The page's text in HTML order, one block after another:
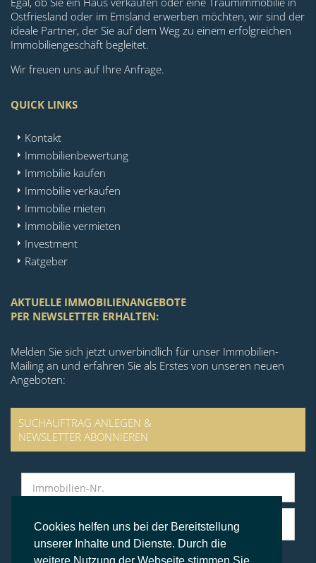
Cookies helfen uns bei der Bereitstellung
unserer Inhalte und Dienste. Durch die
Ostfriesland oder im Emsland erwerben möchten, wir sind der
ideale Partner, der Sie auf dem Weg zu einem erfolgreichen
Immobiliengeschäft begleitet.
Wir freuen uns auf Ihre Anfrage.
QUICK LINKS
Kontakt
Immobilienbewertung
Immobilie kaufen
Immobilie verkaufen
Immobilie mieten
Immobilie vermieten
Investment
Ratgeber
AKTUELLE IMMOBILIENANGEBOTE
PER NEWSLETTER ERHALTEN:
Melden Sie sich jetzt unverbindlich für unser Immobilien-
Mailing an und erfahren Sie als Erstes von unseren neuen
Angeboten:
SUCHAUFTRAG ANLEGEN &
NEWSLETTER ABONNIEREN